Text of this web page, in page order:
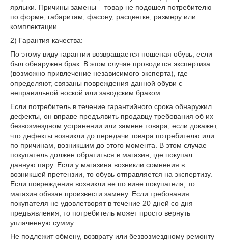
ярлыки. Причины замены – товар не подошел потребителю
по форме, габаритам, фасону, расцветке, размеру или
комплектации.
2) Гарантия качества:
По этому виду гарантии возвращается ношеная обувь, если
был обнаружен брак. В этом случае проводится экспертиза
(возможно привлечение независимого эксперта), где
определяют, связаны повреждения данной обуви с
неправильной ноской или заводским браком.
Если потребитель в течение гарантийного срока обнаружил
дефекты, он вправе предъявить продавцу требования об их
безвозмездном устранении или замене товара, если докажет,
что дефекты возникли до передачи товара потребителю или
по причинам, возникшим до этого момента. В этом случае
покупатель должен обратиться в магазин, где покупал
данную пару. Если у магазина возникли сомнения в
возникшей претензии, то обувь отправляется на экспертизу.
Если повреждения возникли не по вине покупателя, то
магазин обязан произвести замену. Если требования
покупателя не удовлетворят в течение 20 дней со дня
предъявления, то потребитель может просто вернуть
уплаченную сумму.
Не подлежит обмену, возврату или безвозмездному ремонту